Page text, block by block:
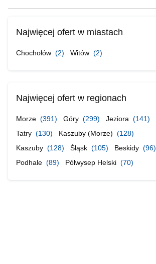
Najwięcej ofert w miastach
Chochołów (2) Witów (2)
Najwięcej ofert w regionach
Morze (391) Góry (299) Jeziora (141)
Tatry (130) Kaszuby (Morze) (128)
Kaszuby (128) Śląsk (105) Beskidy (96)
Podhale (89) Półwysep Helski (70)